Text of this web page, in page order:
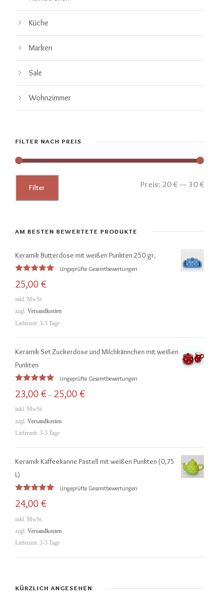
Küche
Marken
Sale
Wohnzimmer
FILTER NACH PREIS
M
e
M
e
Filter Preis: 20 € — 30 €
AM BESTEN BEWERTETE PRODUKTE
Keramik Butterdose mit weißen Punkten 250 gr.
mit5.00
Ungeprüfte Gesamtbewertungen
25,00 €
inkl. MwSt.
zzgl. Versandkosten
Lieferzeit: 3-5 Tage
Keramik Set Zuckerdose und Milchkännchen mit weißen
Punkten
mit5.00
Ungeprüfte Gesamtbewertungen
23,00 € – 25,00 €
inkl. MwSt.
zzgl. Versandkosten
Lieferzeit: 3-5 Tage
Keramik Kaffeekanne Pastell mit weißen Punkten (0,75
L)
mit5.00
Ungeprüfte Gesamtbewertungen
24,00 €
inkl. MwSt.
zzgl. Versandkosten
Lieferzeit: 3-5 Tage
KÜRZLICH ANGESEHEN